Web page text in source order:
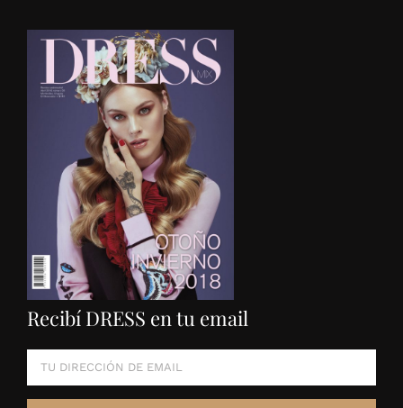
Recibí DRESS en tu email